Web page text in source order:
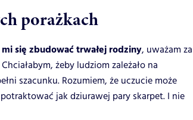
porażkach
mi się zbudować trwałej rodziny, uważam za
żeby ludziom zależało na
szacunku. Rozumiem, że uczucie może
jak dziurawej pary skarpet. I nie